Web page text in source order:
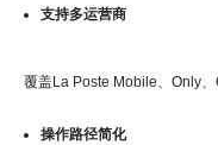
支持多运营商
覆盖La Poste Mobile、Only、
操作路径简化